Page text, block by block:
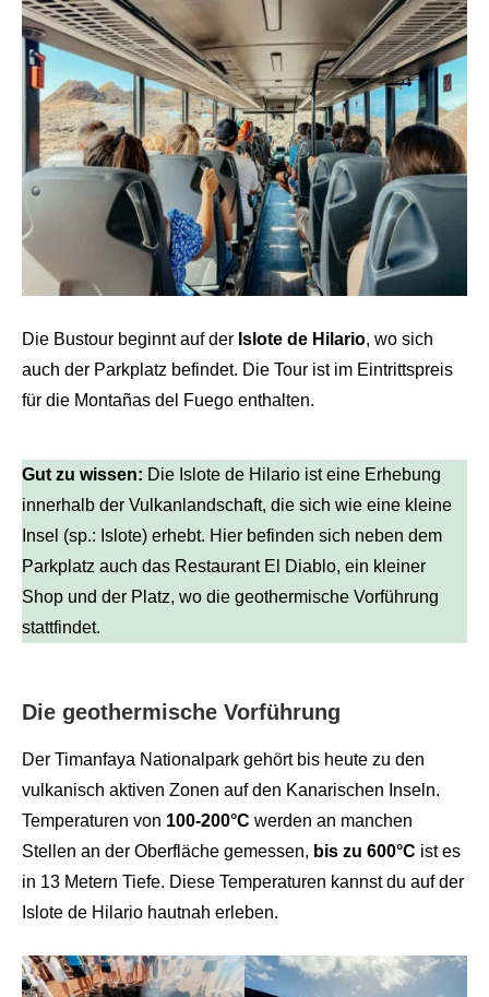
Die Bustour beginnt auf der Islote de Hilario, wo sich
auch der Parkplatz befindet. Die Tour ist im Eintrittspreis
für die Montañas del Fuego enthalten.
Gut zu wissen: Die Islote de Hilario ist eine Erhebung
innerhalb der Vulkanlandschaft, die sich wie eine kleine
Insel (sp.: Islote) erhebt. Hier befinden sich neben dem
Parkplatz auch das Restaurant El Diablo, ein kleiner
Shop und der Platz, wo die geothermische Vorführung
stattfindet.
Die geothermische Vorführung
Der Timanfaya Nationalpark gehört bis heute zu den
vulkanisch aktiven Zonen auf den Kanarischen Inseln.
Temperaturen von 100-200°C werden an manchen
Stellen an der Oberfläche gemessen, bis zu 600°C ist es
in 13 Metern Tiefe. Diese Temperaturen kannst du auf der
Islote de Hilario hautnah erleben.